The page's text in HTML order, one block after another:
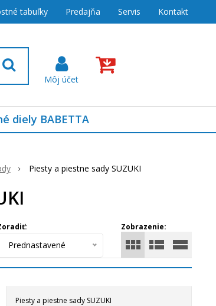
tabuľky Predajňa Servis Kontakt
diely BABETTA
Piesty a piestne sady SUZUKI
Zobrazenie:
Prednastavené
Piesty a piestne sady SUZUKI